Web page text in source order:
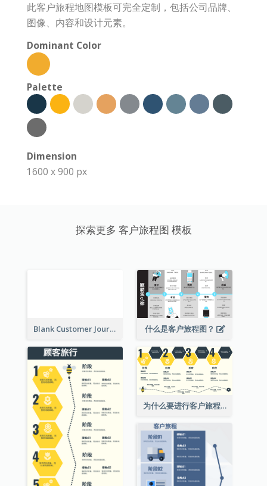
此客户旅程地图模板可完全定制，包括公司品牌、
图像、内容和设计元素。
Dominant Color
Palette
Dimension
1600 x 900 px
探索更多 客户旅程图 模板
Blank Customer Journey Map 什么是客户旅程图？
为什么要进行客户旅程映射？